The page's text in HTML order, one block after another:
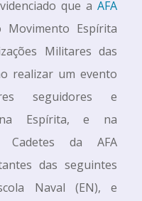
que a AFA
Espírita
Militares das
realizar um evento
seguidores e
Espírita, e na
Cadetes da AFA
das seguintes
Naval (EN), e